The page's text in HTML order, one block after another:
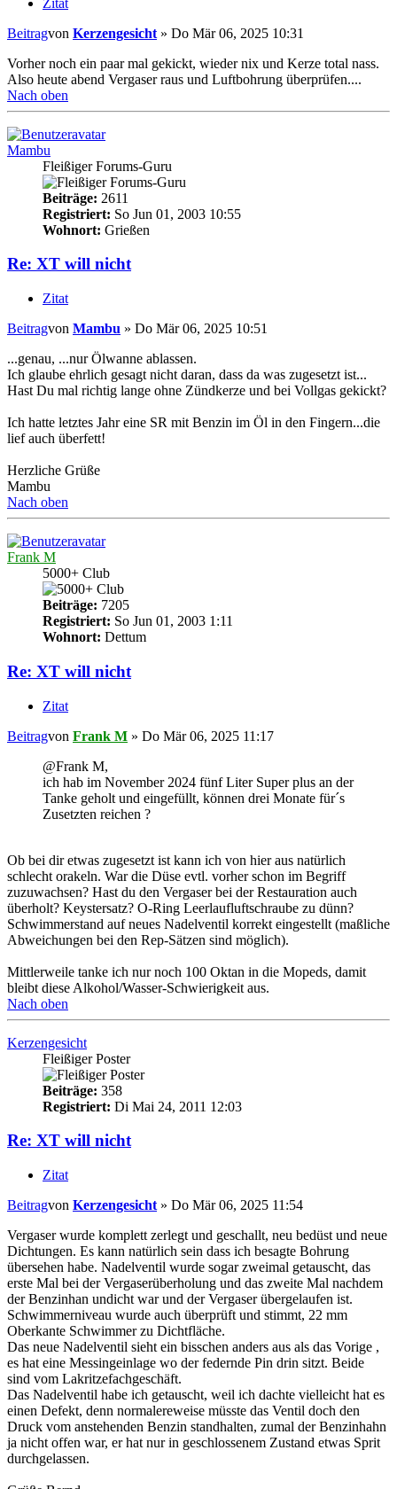
Beitragvon Kerzengesicht » Do Mär 06, 2025 10:31
Vorher noch ein paar mal gekickt, wieder nix und Kerze total nass.
Also heute abend Vergaser raus und Luftbohrung überprüfen....
Nach oben
Mambu
Fleißiger Forums-Guru
Beiträge: 2611
Registriert: So Jun 01, 2003 10:55
Wohnort: Grießen
Re: XT will nicht
Zitat
Beitragvon Mambu » Do Mär 06, 2025 10:51
...genau, ...nur Ölwanne ablassen.
Ich glaube ehrlich gesagt nicht daran, dass da was zugesetzt ist...
Hast Du mal richtig lange ohne Zündkerze und bei Vollgas gekickt?
Ich hatte letztes Jahr eine SR mit Benzin im Öl in den Fingern...die
lief auch überfett!
Herzliche Grüße
Mambu
Nach oben
Frank M
5000+ Club
Beiträge: 7205
Registriert: So Jun 01, 2003 1:11
Wohnort: Dettum
Re: XT will nicht
Zitat
Beitragvon Frank M » Do Mär 06, 2025 11:17
@Frank M,
ich hab im November 2024 fünf Liter Super plus an der
Tanke geholt und eingefüllt, können drei Monate für´s
Zusetzten reichen ?
Ob bei dir etwas zugesetzt ist kann ich von hier aus natürlich
schlecht orakeln. War die Düse evtl. vorher schon im Begriff
zuzuwachsen? Hast du den Vergaser bei der Restauration auch
überholt? Keystersatz? O-Ring Leerlaufluftschraube zu dünn?
Schwimmerstand auf neues Nadelventil korrekt eingestellt (maßliche
Abweichungen bei den Rep-Sätzen sind möglich).
Mittlerweile tanke ich nur noch 100 Oktan in die Mopeds, damit
bleibt diese Alkohol/Wasser-Schwierigkeit aus.
Nach oben
Kerzengesicht
Fleißiger Poster
Beiträge: 358
Registriert: Di Mai 24, 2011 12:03
Re: XT will nicht
Zitat
Beitragvon Kerzengesicht » Do Mär 06, 2025 11:54
Vergaser wurde komplett zerlegt und geschallt, neu bedüst und neue
Dichtungen. Es kann natürlich sein dass ich besagte Bohrung
übersehen habe. Nadelventil wurde sogar zweimal getauscht, das
erste Mal bei der Vergaserüberholung und das zweite Mal nachdem
der Benzinhan undicht war und der Vergaser übergelaufen ist.
Schwimmerniveau wurde auch überprüft und stimmt, 22 mm
Oberkante Schwimmer zu Dichtfläche.
Das neue Nadelventil sieht ein bisschen anders aus als das Vorige ,
es hat eine Messingeinlage wo der federnde Pin drin sitzt. Beide
sind vom Lakritzefachgeschäft.
Das Nadelventil habe ich getauscht, weil ich dachte vielleicht hat es
einen Defekt, denn normalereweise müsste das Ventil doch den
Druck vom anstehenden Benzin standhalten, zumal der Benzinhahn
ja nicht offen war, er hat nur in geschlossenem Zustand etwas Sprit
durchgelassen.